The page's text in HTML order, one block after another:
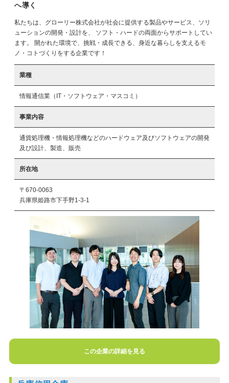
へ導く
私たちは、グローリー株式会社が社会に提供する製品やサービス、ソリ
ューションの開発・設計を、 ソフト・ハードの両面からサポートしてい
ます。 開かれた環境で、挑戦・成長できる、身近な暮らしを支えるモ
ノ・コトづくりをする企業です！
業種
情報通信業（IT・ソフトウェア・マスコミ）
事業内容
通貨処理機・情報処理機などのハードウェア及びソフトウェアの開発
所在地
〒670-0063
兵庫県姫路市下手野1-3-1
この企業の詳細を見る